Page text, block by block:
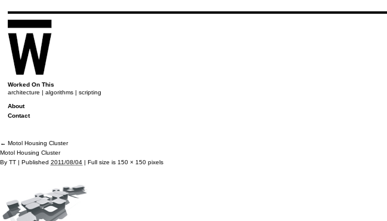
Worked On This
architecture | algorithms | scripting
About
Contact
← Motol Housing Cluster
Motol Housing Cluster
By TT | Published 2011/08/04 | Full size is 150 × 150 pixels